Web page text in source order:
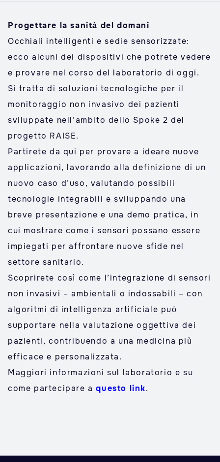
Progettare la sanità del domani
Occhiali intelligenti e sedie sensorizzate:
ecco alcuni dei dispositivi che potrete vedere
e provare nel corso del laboratorio di oggi.
Si tratta di soluzioni tecnologiche per il
monitoraggio non invasivo dei pazienti
sviluppate nell’ambito dello Spoke 2 del
progetto RAISE.
Partirete da qui per provare a ideare nuove
applicazioni, lavorando alla definizione di un
nuovo caso d’uso, valutando possibili
tecnologie integrabili e sviluppando una
breve presentazione e una demo pratica, in
cui mostrare come i sensori possano essere
impiegati per affrontare nuove sfide nel
settore sanitario.
Scoprirete così come l’integrazione di sensori
non invasivi – ambientali o indossabili – con
algoritmi di intelligenza artificiale può
supportare nella valutazione oggettiva dei
pazienti, contribuendo a una medicina più
efficace e personalizzata.
Maggiori informazioni sul laboratorio e su
come partecipare aquesto link.